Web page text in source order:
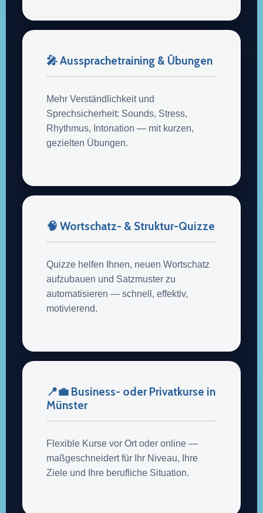
🎤 Aussprachetraining & Übungen
Mehr Verständlichkeit und
Sprechsicherheit: Sounds, Stress,
Rhythmus, Intonation — mit kurzen,
gezielten Übungen.
🧠 Wortschatz- & Struktur-Quizze
Quizze helfen Ihnen, neuen Wortschatz
aufzubauen und Satzmuster zu
automatisieren — schnell, effektiv,
motivierend.
📍💼 Business- oder Privatkurse in
Münster
Flexible Kurse vor Ort oder online —
maßgeschneidert für Ihr Niveau, Ihre
Ziele und Ihre berufliche Situation.